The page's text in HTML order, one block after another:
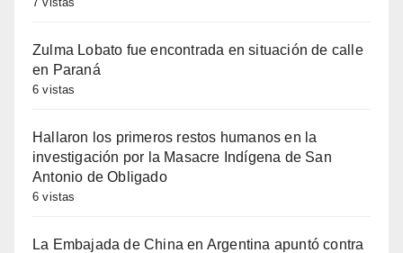
Zulma Lobato fue encontrada en situación de calle
en Paraná
6 vistas
Hallaron los primeros restos humanos en la
investigación por la Masacre Indígena de San
Antonio de Obligado
6 vistas
La Embajada de China en Argentina apuntó contra